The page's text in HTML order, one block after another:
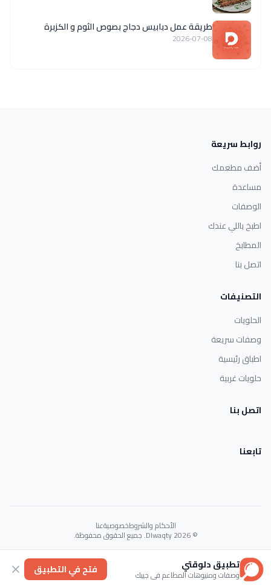
طريقة عمل دبابيس دجاج بصوص الثوم و الكزبرة
2026-07-08
روابط سريعة
أضف مطعمك
مساعدة
الوصفات
اطبخ باللي عندك
المطابخ
اتصل بنا
التصنيفات
الحلويات
وصفات سريعة
اطباق رئيسية
حلويات غربية
اتصل بنا
تابعنا
الأحكام والشروطخصوصيةعنا
© 2026 Dlwaqty. جميع الحقوق محفوظة.
Powered byGAIT
تطبيق دلوقتي
وصفات ومنيوهات المطاعم في جيبك فتح في التطبيق